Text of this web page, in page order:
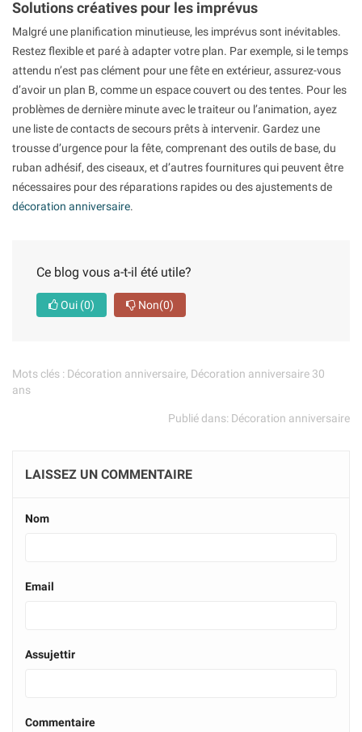
Solutions créatives pour les imprévus
Malgré une planification minutieuse, les imprévus sont inévitables.
Restez flexible et paré à adapter votre plan. Par exemple, si le temps
attendu n’est pas clément pour une fête en extérieur, assurez-vous
d’avoir un plan B, comme un espace couvert ou des tentes. Pour les
problèmes de dernière minute avec le traiteur ou l’animation, ayez
une liste de contacts de secours prêts à intervenir. Gardez une
trousse d’urgence pour la fête, comprenant des outils de base, du
ruban adhésif, des ciseaux, et d’autres fournitures qui peuvent être
nécessaires pour des réparations rapides ou des ajustements de
décoration anniversaire.
Ce blog vous a-t-il été utile?
Oui (0) Non(0)
Mots clés : Décoration anniversaire, Décoration anniversaire 30
ans
Publié dans: Décoration anniversaire
LAISSEZ UN COMMENTAIRE
Nom
Email
Assujettir
Commentaire